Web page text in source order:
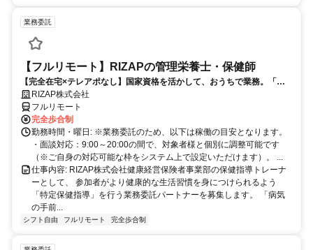
業務委託
【フルリモート】RIZAPの管理栄養士・保健師
【完全在宅×テレアポなし】国家資格を活かして、おうちで業務。「も
う一つの安心」を。主婦・Wワーカー活躍中！「平日の日中だけ」「夕
方以降の数時間だけ」など、生活リズムに合わせた時間調整が可能で
す。1件ごとの成果報酬型だから、頑張った分だけ手応えのある収入
に。充実のサポート体制で、安心の在宅ワークを始めませんか？
RIZAP株式会社
フルリモート
完全歩合制
勤務時間・曜日: ※業務委託のため、以下は稼働の目安となります。
・面談対応：9:00～20:00の間で、対象者様と個別に調整可能です
（※ご自身の対応可能な枠をシステム上で設定いただけます）。 ...
仕事内容: RIZAP株式会社健康経営保険者事業部の保健指導トレーナ
ーとして、 参加者がより健康的な生活習慣を身につけられるよう
「特定保健指導」を行う業務委託パートナーを募集します。 「病気
の手前...
シフト自由 フルリモート 完全歩合制